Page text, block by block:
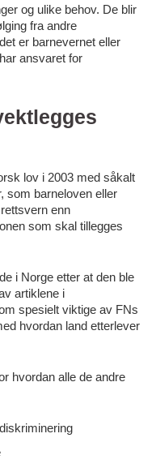
og ulike behov. De blir
fra andre
er barnevernet eller
ansvaret for
lov i 2003 med såkalt
som barneloven eller
enn
som skal tillegges
i Norge etter at den ble
artiklene i
spesielt viktige av FNs
hvordan land etterlever
hvordan alle de andre